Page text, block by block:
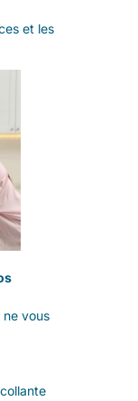
et les
vous